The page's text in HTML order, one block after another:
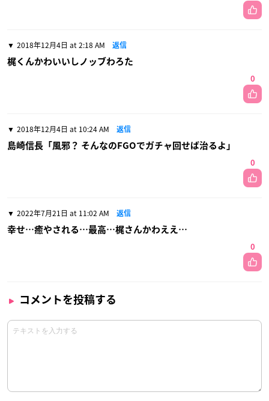
2018年12月4日 at 2:18 AM 返信
梶くんかわいいしノッブわろた
0
2018年12月4日 at 10:24 AM 返信
島崎信長「風邪？ そんなのFGOでガチャ回せば治るよ」
0
2022年7月21日 at 11:02 AM 返信
幸せ…癒やされる…最高…梶さんかわええ…
0
コメントを投稿する